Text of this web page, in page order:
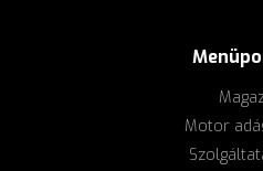
Motor